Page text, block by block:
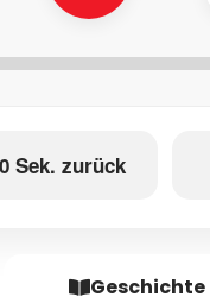
Sek. zurück
Geschichte